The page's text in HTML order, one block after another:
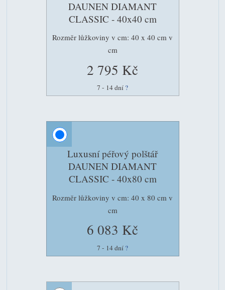
DAUNEN DIAMANT
CLASSIC - 40x40 cm
Rozměr lůžkoviny v cm: 40 x 40 cm v
cm
2 795 Kč
7 - 14 dní ?
Luxusní péřový polštář
DAUNEN DIAMANT
CLASSIC - 40x80 cm
Rozměr lůžkoviny v cm: 40 x 80 cm v
cm
6 083 Kč
7 - 14 dní ?